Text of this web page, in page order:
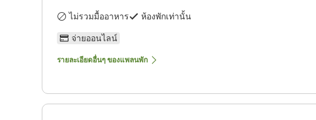
ไม่รวมมื้ออาหาร ห้องพักเท่านั้น
จ่ายออนไลน์
รายละเอียดอื่นๆ ของแพลนพัก